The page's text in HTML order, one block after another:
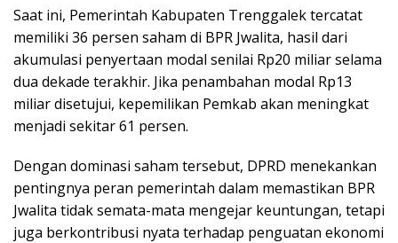
Saat ini, Pemerintah Kabupaten Trenggalek tercatat
memiliki 36 persen saham di BPR Jwalita, hasil dari
akumulasi penyertaan modal senilai Rp20 miliar selama
dua dekade terakhir. Jika penambahan modal Rp13
miliar disetujui, kepemilikan Pemkab akan meningkat
menjadi sekitar 61 persen.
Dengan dominasi saham tersebut, DPRD menekankan
pentingnya peran pemerintah dalam memastikan BPR
Jwalita tidak semata-mata mengejar keuntungan, tetapi
juga berkontribusi nyata terhadap penguatan ekonomi